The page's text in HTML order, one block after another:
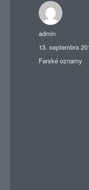
Autor
admin
Publikované
13. septembra
Kategórie
Farské oznamy